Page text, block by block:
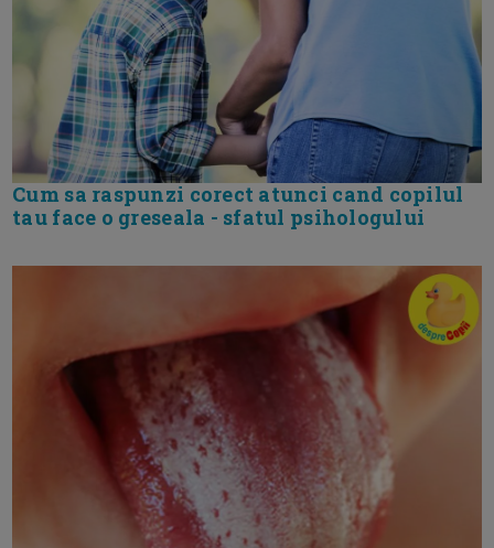
Cum sa raspunzi corect atunci cand copilul
tau face o greseala - sfatul psihologului